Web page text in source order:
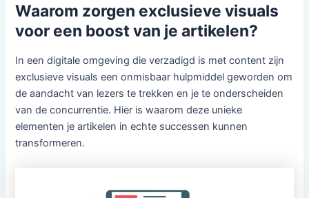
Waarom zorgen exclusieve visuals
voor een boost van je artikelen?
In een digitale omgeving die verzadigd is met content zijn
exclusieve visuals een onmisbaar hulpmiddel geworden om
de aandacht van lezers te trekken en je te onderscheiden
van de concurrentie. Hier is waarom deze unieke
elementen je artikelen in echte successen kunnen
transformeren.